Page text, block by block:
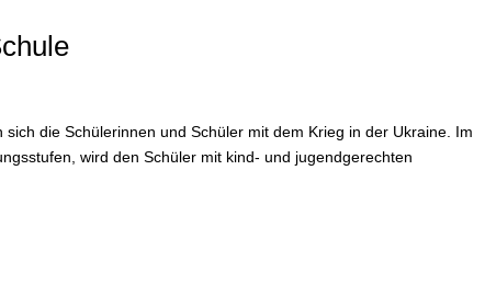
die Schülerinnen und Schüler mit dem Krieg in der Ukraine. Im
wird den Schüler mit kind- und jugendgerechten